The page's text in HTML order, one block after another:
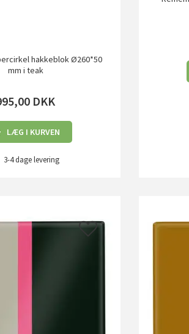
hakkeblok Ø260*50
mm i teak
DKK
LÆG I KURVEN
3-4 dagelevering